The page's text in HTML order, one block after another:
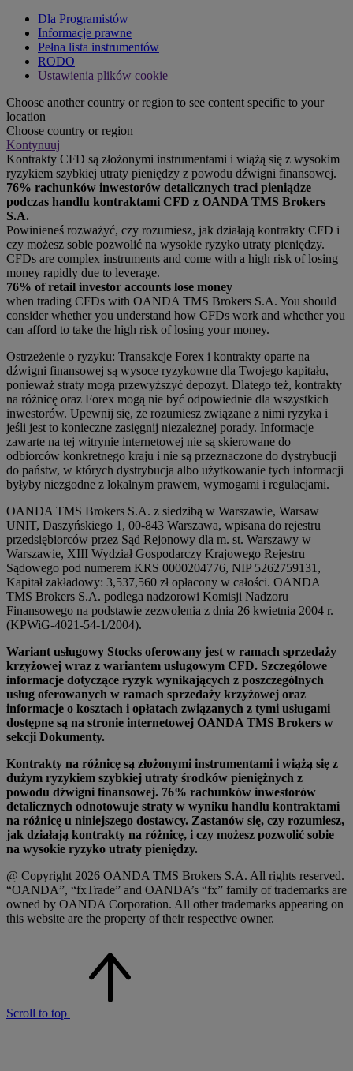
Dla Programistów
Informacje prawne
Pełna lista instrumentów
RODO
Ustawienia plików cookie
Choose another country or region to see content specific to your
location
Choose country or region
Kontynuuj
Kontrakty CFD są złożonymi instrumentami i wiążą się z wysokim
ryzykiem szybkiej utraty pieniędzy z powodu dźwigni finansowej.
76% rachunków inwestorów detalicznych traci pieniądze
podczas handlu kontraktami CFD z OANDA TMS Brokers
S.A.
Powinieneś rozważyć, czy rozumiesz, jak działają kontrakty CFD i
czy możesz sobie pozwolić na wysokie ryzyko utraty pieniędzy.
CFDs are complex instruments and come with a high risk of losing
money rapidly due to leverage.
76% of retail investor accounts lose money
when trading CFDs with OANDA TMS Brokers S.A. You should
consider whether you understand how CFDs work and whether you
can afford to take the high risk of losing your money.
Ostrzeżenie o ryzyku: Transakcje Forex i kontrakty oparte na
dźwigni finansowej są wysoce ryzykowne dla Twojego kapitału,
ponieważ straty mogą przewyższyć depozyt. Dlatego też, kontrakty
na różnicę oraz Forex mogą nie być odpowiednie dla wszystkich
inwestorów. Upewnij się, że rozumiesz związane z nimi ryzyka i
jeśli jest to konieczne zasięgnij niezależnej porady. Informacje
zawarte na tej witrynie internetowej nie są skierowane do
odbiorców konkretnego kraju i nie są przeznaczone do dystrybucji
do państw, w których dystrybucja albo użytkowanie tych informacji
byłyby niezgodne z lokalnym prawem, wymogami i regulacjami.
OANDA TMS Brokers S.A. z siedzibą w Warszawie, Warsaw
UNIT, Daszyńskiego 1, 00-843 Warszawa, wpisana do rejestru
przedsiębiorców przez Sąd Rejonowy dla m. st. Warszawy w
Warszawie, XIII Wydział Gospodarczy Krajowego Rejestru
Sądowego pod numerem KRS 0000204776, NIP 5262759131,
Kapitał zakładowy: 3,537,560 zł opłacony w całości. OANDA
TMS Brokers S.A. podlega nadzorowi Komisji Nadzoru
Finansowego na podstawie zezwolenia z dnia 26 kwietnia 2004 r.
(KPWiG-4021-54-1/2004).
Wariant usługowy Stocks oferowany jest w ramach sprzedaży
krzyżowej wraz z wariantem usługowym CFD. Szczegółowe
informacje dotyczące ryzyk wynikających z poszczególnych
usług oferowanych w ramach sprzedaży krzyżowej oraz
informacje o kosztach i opłatach związanych z tymi usługami
dostępne są na stronie internetowej OANDA TMS Brokers w
sekcji Dokumenty.
Kontrakty na różnicę są złożonymi instrumentami i wiążą się z
dużym ryzykiem szybkiej utraty środków pieniężnych z
powodu dźwigni finansowej. 76% rachunków inwestorów
detalicznych odnotowuje straty w wyniku handlu kontraktami
na różnicę u niniejszego dostawcy. Zastanów się, czy rozumiesz,
jak działają kontrakty na różnicę, i czy możesz pozwolić sobie
na wysokie ryzyko utraty pieniędzy.
@ Copyright 2026 OANDA TMS Brokers S.A. All rights reserved.
“OANDA”, “fxTrade” and OANDA’s “fx” family of trademarks are
owned by OANDA Corporation. All other trademarks appearing on
this website are the property of their respective owner.
Scroll to top